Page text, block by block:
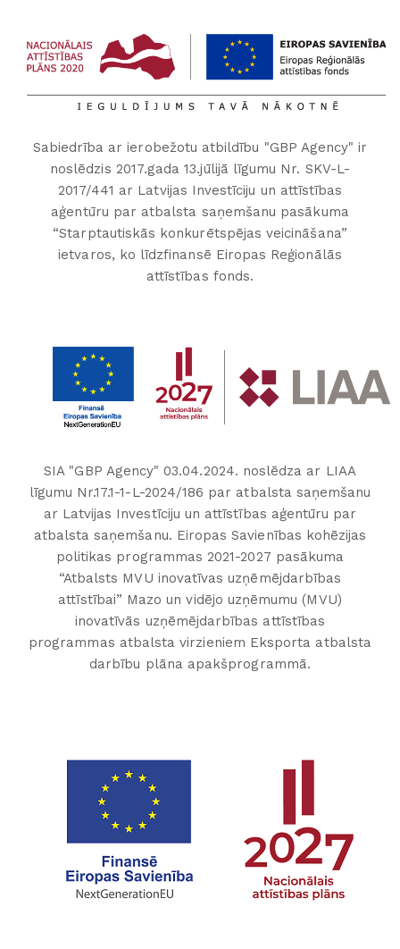
Sabiedrība ar ierobežotu atbildību "GBP Agency" ir
noslēdzis 2017.gada 13.jūlijā līgumu Nr. SKV-L-
2017/441 ar Latvijas Investīciju un attīstības
aģentūru par atbalsta saņemšanu pasākuma
“Starptautiskās konkurētspējas veicināšana”
ietvaros, ko līdzfinansē Eiropas Reģionālās
attīstības fonds.
SIA "GBP Agency" 03.04.2024. noslēdza ar LIAA
līgumu Nr.17.1-1-L-2024/186 par atbalsta saņemšanu
ar Latvijas Investīciju un attīstības aģentūru par
atbalsta saņemšanu. Eiropas Savienības kohēzijas
politikas programmas 2021-2027 pasākuma
“Atbalsts MVU inovatīvas uzņēmējdarbības
attīstībai” Mazo un vidējo uzņēmumu (MVU)
inovatīvās uzņēmējdarbības attīstības
programmas atbalsta virzieniem Eksporta atbalsta
darbību plāna apakšprogrammā.